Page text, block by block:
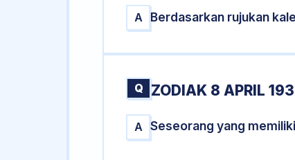
A Berdasarkan rujukan
Q ZODIAK 8 APRIL
A Seseorang yang